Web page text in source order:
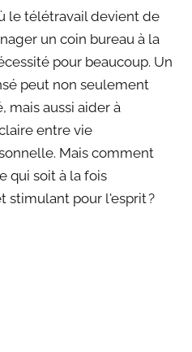
le télétravail devient de
un coin bureau à la
pour beaucoup. Un
peut non seulement
mais aussi aider à
entre vie
Mais comment
qui soit à la fois
stimulant pour l'esprit ?